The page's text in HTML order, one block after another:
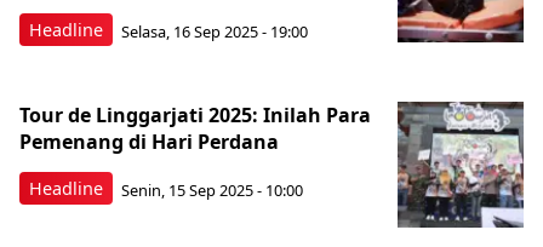
Headline Selasa, 16 Sep 2025 - 19:00
Headline
Tour de Linggarjati 2025: Inilah Para
Pemenang di Hari Perdana
Senin, 15 Sep 2025 - 10:00